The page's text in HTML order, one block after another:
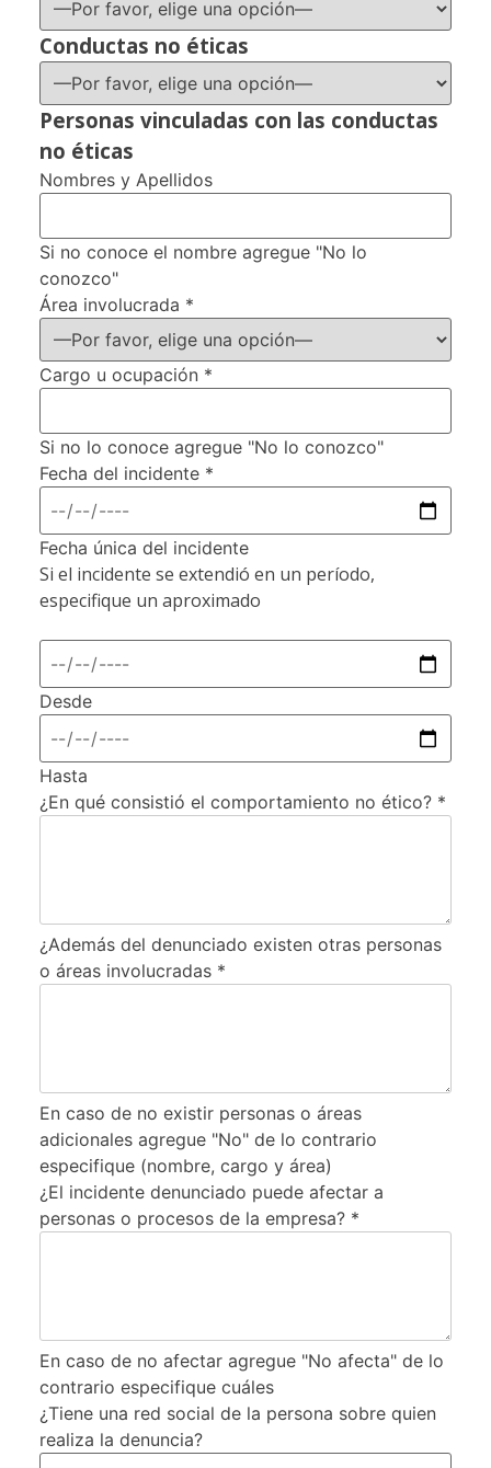
Conductas no éticas
Personas vinculadas con las conductas
no éticas
Nombres y Apellidos
Si no conoce el nombre agregue "No lo
conozco"
Área involucrada *
Cargo u ocupación *
Si no lo conoce agregue "No lo conozco"
Fecha del incidente *
Fecha única del incidente
Si el incidente se extendió en un período,
especifique un aproximado
Desde
Hasta
¿En qué consistió el comportamiento no ético? *
¿Además del denunciado existen otras personas
o áreas involucradas *
En caso de no existir personas o áreas
adicionales agregue "No" de lo contrario
especifique (nombre, cargo y área)
¿El incidente denunciado puede afectar a
personas o procesos de la empresa? *
En caso de no afectar agregue "No afecta" de lo
contrario especifique cuáles
¿Tiene una red social de la persona sobre quien
realiza la denuncia?